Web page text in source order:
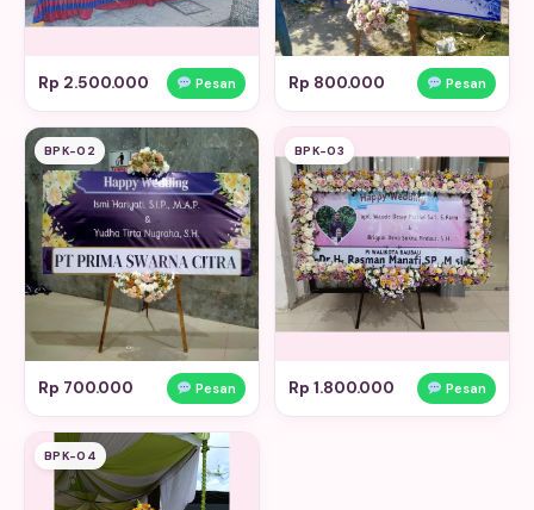
Rp 2.500.000 Pesan Rp 800.000 Pesan
BPK-02
Rp 700.000 Pesan
BPK-03
Rp 1.800.000 Pesan
BPK-04